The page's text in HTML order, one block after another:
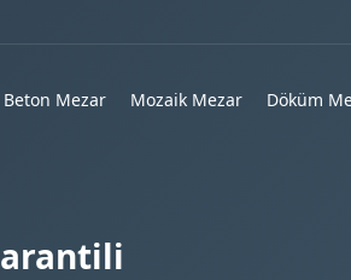
Beton Mezar Mozaik Mezar Döküm